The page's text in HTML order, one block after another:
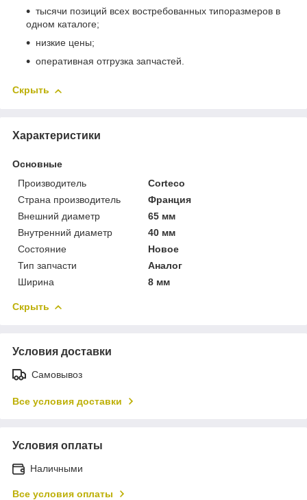
тысячи позиций всех востребованных типоразмеров в
одном каталоге;
низкие цены;
оперативная отгрузка запчастей.
Скрыть
Характеристики
Основные
Производитель
Corteco
Страна производитель
Франция
Внешний диаметр
65 мм
Внутренний диаметр
40 мм
Состояние
Новое
Тип запчасти
Аналог
Ширина
8 мм
Скрыть
Условия доставки
Самовывоз
Все условия доставки
Условия оплаты
Наличными
Все условия оплаты